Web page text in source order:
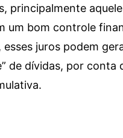
principalmente
um bom controle
esses juros podem
de dívidas, por conta